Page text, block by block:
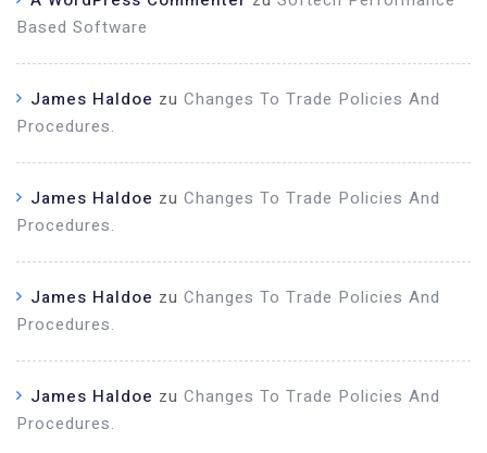
Based Software
James Haldoe zu Changes To Trade Policies And
Procedures.
James Haldoe zu Changes To Trade Policies And
Procedures.
James Haldoe zu Changes To Trade Policies And
Procedures.
James Haldoe zu Changes To Trade Policies And
Procedures.